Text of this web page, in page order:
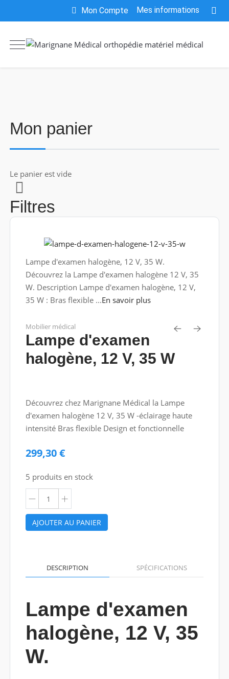
Mon Compte Mes informations
Mon panier
Le panier est vide
Filtres
Lampe d'examen halogène, 12 V, 35 W.
Découvrez la Lampe d'examen halogène 12 V, 35
W. Description Lampe d'examen halogène, 12 V,
35 W : Bras flexible ...En savoir plus
Mobilier médical
Lampe d'examen
halogène, 12 V, 35 W
Découvrez chez Marignane Médical la Lampe
d'examen halogène 12 V, 35 W -éclairage haute
intensité Bras flexible Design et fonctionnelle
299,30 €
5 produits en stock
AJOUTER AU PANIER
DESCRIPTION SPÉCIFICATIONS
Lampe d'examen
halogène, 12 V, 35
W.